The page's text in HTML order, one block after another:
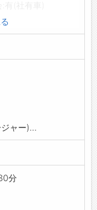
ャー)...
分